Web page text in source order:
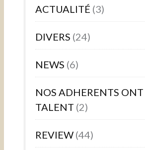
ACTUALITÉ (3)
DIVERS (24)
NEWS (6)
NOS ADHERENTS
TALENT (2)
REVIEW(44)